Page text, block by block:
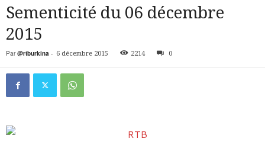
Sementicité du 06 décembre
2015
Par @rtburkina - 6 décembre 2015 2214 0